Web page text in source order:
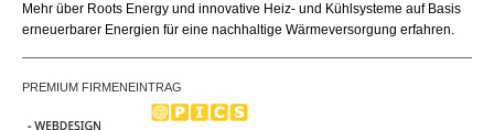
Mehr über Roots Energy und innovative Heiz- und Kühlsysteme auf Basis
erneuerbarer Energien für eine nachhaltige Wärmeversorgung erfahren.
PREMIUM FIRMENEINTRAG